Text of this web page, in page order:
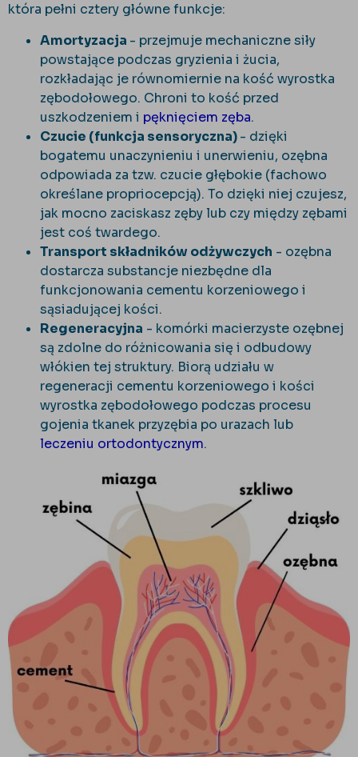
która pełni cztery główne funkcje:
Amortyzacja - przejmuje mechaniczne siły
powstające podczas gryzienia i żucia,
rozkładając je równomiernie na kość wyrostka
zębodołowego. Chroni to kość przed
uszkodzeniem i pęknięciem zęba.
Czucie (funkcja sensoryczna)- dzięki
bogatemu unaczynieniu i unerwieniu, ozębna
odpowiada za tzw. czucie głębokie (fachowo
określane propriocepcją). To dzięki niej czujesz,
jak mocno zaciskasz zęby lub czy między zębami
jest coś twardego.
Transport składników odżywczych - ozębna
dostarcza substancje niezbędne dla
funkcjonowania cementu korzeniowego i
sąsiadującej kości.
Regeneracyjna - komórki macierzyste ozębnej
są zdolne do różnicowania się i odbudowy
włókien tej struktury. Biorą udziału w
regeneracji cementu korzeniowego i kości
wyrostka zębodołowego podczas procesu
gojenia tkanek przyzębia po urazach lub
leczeniu ortodontycznym.